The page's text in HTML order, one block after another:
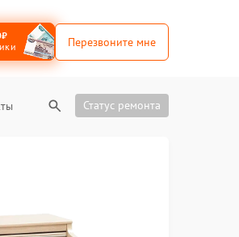
Перезвоните мне
Статус ремонта